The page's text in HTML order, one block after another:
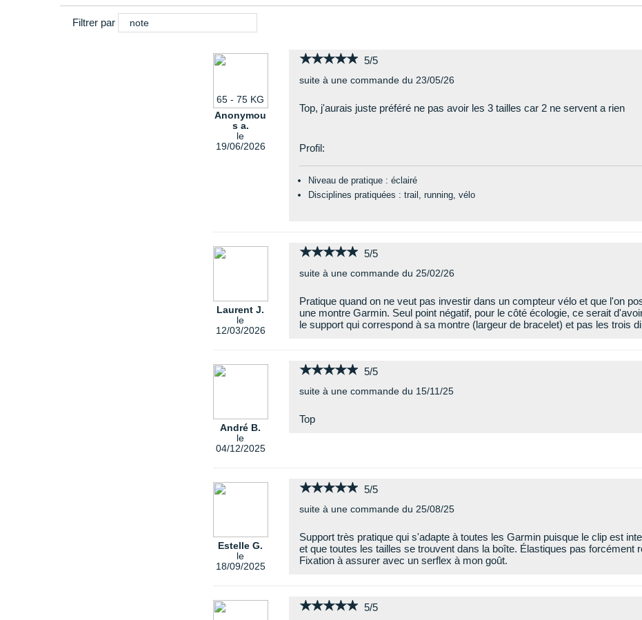
fenix 7X Solar
Filtrer par note
65 - 75 KG
Anonymou
s a.
le
19/06/2026
★★★★★
★★★★★ 5/5
suite à une commande du 23/05/26
Top, j'aurais juste préféré ne pas avoir les 3 tailles car 2 ne servent a rien
Profil:
Niveau de pratique : éclairé
Disciplines pratiquées : trail, running, vélo
Laurent J.
le
12/03/2026
★★★★★
★★★★★ 5/5
suite à une commande du 25/02/26
Pratique quand on ne veut pas investir dans un compteur vélo et que l'on
une montre Garmin. Seul point négatif, pour le côté écologie, ce serait
le support qui correspond à sa montre (largeur de bracelet) et pas les trois
André B.
le
04/12/2025
★★★★★
★★★★★ 5/5
suite à une commande du 15/11/25
Top
Estelle G.
le
18/09/2025
★★★★★
★★★★★ 5/5
suite à une commande du 25/08/25
Support très pratique qui s'adapte à toutes les Garmin puisque le clip est
et que toutes les tailles se trouvent dans la boîte. Élastiques pas forcément
Fixation à assurer avec un serflex à mon goût.
★★★★★
★★★★★ 5/5